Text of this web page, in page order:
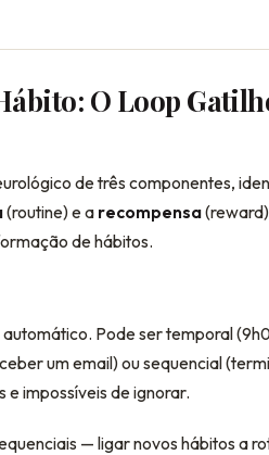
O Loop
de três componentes,
(routine) e a recompensa
de hábitos.
Pode ser temporal
um email) ou sequencial
e impossíveis de ignorar.
— ligar novos hábitos a